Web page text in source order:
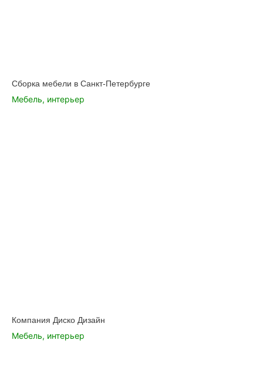
Сборка мебели в Санкт-Петербурге
Мебель, интерьер
Компания Диско Дизайн
Мебель, интерьер